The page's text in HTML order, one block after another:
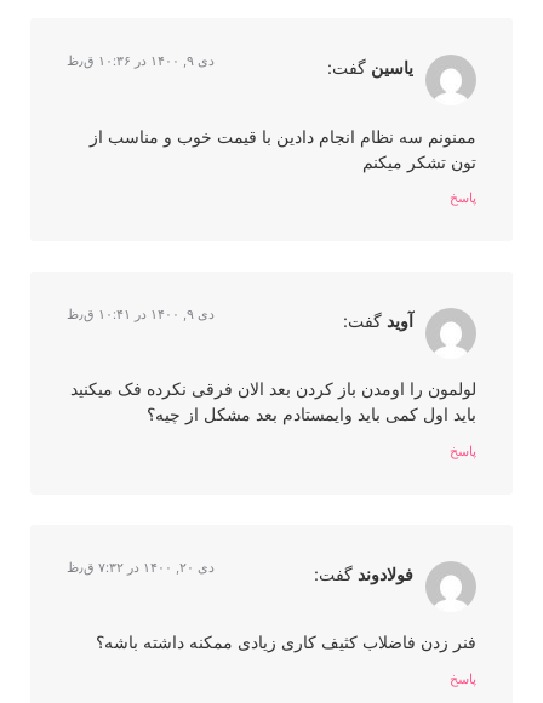
یاسین گفت: دی ۹, ۱۴۰۰ در ۱۰:۳۶ ق٫ظ
ممنونم سه نظام انجام دادین با قیمت خوب و مناسب از
تون تشکر میکنم
پاسخ
آوید گفت: دی ۹, ۱۴۰۰ در ۱۰:۴۱ ق٫ظ
لولمون را اومدن باز کردن بعد الان فرقی نکرده فک میکنید
باید اول کمی باید وایمستادم بعد مشکل از چیه؟
پاسخ
فولادوند گفت: دی ۲۰, ۱۴۰۰ در ۷:۳۲ ق٫ظ
فنر زدن فاضلاب کثیف کاری زیادی ممکنه داشته باشه؟
پاسخ